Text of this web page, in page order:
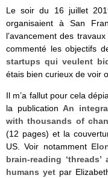
Le soir du 16 juillet
organisaient à San
l’avancement des
commenté les objectifs
startups qui veulent
étais bien curieux de voir
Il m’a fallut pour cela
la publication An
with thousands of
(12 pages) et la
US. Voir notamment
brain-reading
humans yet par